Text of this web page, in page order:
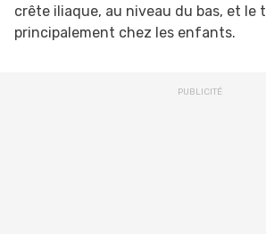
crête iliaque, au niveau du bas, et le
principalement chez les enfants.